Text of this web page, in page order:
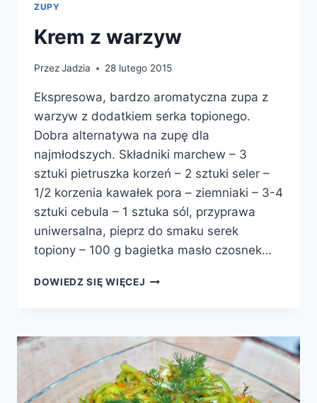
ZUPY
Krem z warzyw
PrzezJadzia 28 lutego 2015
Ekspresowa, bardzo aromatyczna zupa z
warzyw z dodatkiem serka topionego.
Dobra alternatywa na zupę dla
najmłodszych. Składniki marchew – 3
sztuki pietruszka korzeń – 2 sztuki seler –
1/2 korzenia kawałek pora – ziemniaki – 3-4
sztuki cebula – 1 sztuka sól, przyprawa
uniwersalna, pieprz do smaku serek
topiony – 100 g bagietka masło czosnek…
DOWIEDZ SIĘ WIĘCEJ KREM